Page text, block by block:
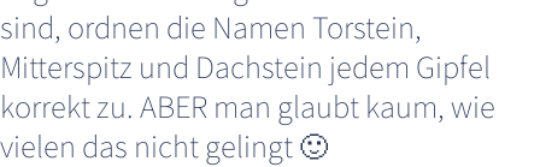
sind, ordnen die Namen Torstein,
Mitterspitz und Dachstein jedem Gipfel
korrekt zu. ABER man glaubt kaum, wie
vielen das nicht gelingt 🙂